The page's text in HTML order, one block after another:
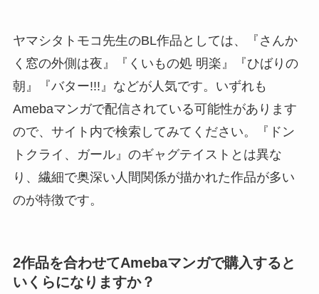
ヤマシタトモコ先生のBL作品としては、『さんか
く窓の外側は夜』『くいもの処 明楽』『ひばりの
朝』『バター!!!』などが人気です。いずれも
Amebaマンガで配信されている可能性があります
ので、サイト内で検索してみてください。『ドン
トクライ、ガール』のギャグテイストとは異な
り、繊細で奥深い人間関係が描かれた作品が多い
のが特徴です。
2作品を合わせてAmebaマンガで購入すると
いくらになりますか？